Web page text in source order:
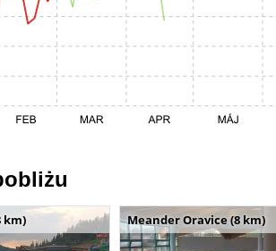
km) Meander Oravice (8 km)